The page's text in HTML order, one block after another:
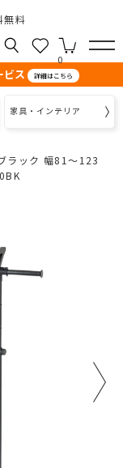
無料
0
ビス 詳細はこちら
家具・インテリア
ラック 幅81～123